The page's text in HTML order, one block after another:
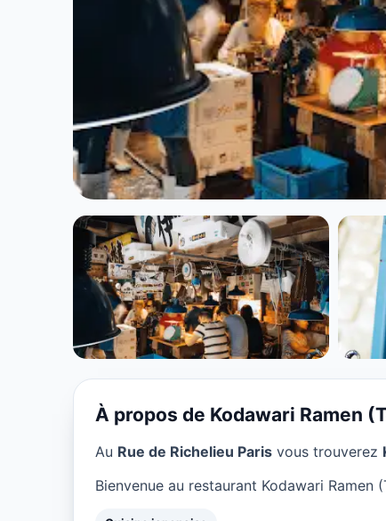
CUISINE JAPONAISE
Kodawari
★ 4.5/5
À propos de Kodawari Ramen
Au Rue de Richelieu Paris vous trouverez
Bienvenue au restaurant Kodawari